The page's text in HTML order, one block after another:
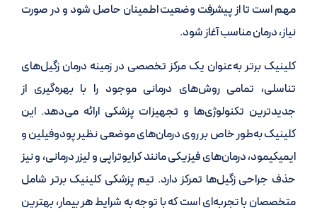
مهم است تا از پیشرفت وضعیت اطمینان حاصل شود و در صورت
نیاز، درمان مناسب آغاز شود.
کلینیک برتر به‌عنوان یک مرکز تخصصی در زمینه درمان زگیل‌های
تناسلی، تمامی روش‌های درمانی موجود را با بهره‌گیری از
جدیدترین تکنولوژی‌ها و تجهیزات پزشکی ارائه می‌دهد. این
کلینیک به‌طور خاص بر روی درمان‌های موضعی نظیر پودوفیلین و
ایمیکیمود، درمان‌های فیزیکی مانند کرایوتراپی و لیزر درمانی، و نیز
حذف جراحی زگیل‌ها تمرکز دارد. تیم پزشکی کلینیک برتر شامل
متخصصان با تجربه‌ای است که با توجه به شرایط هر بیمار، بهترین